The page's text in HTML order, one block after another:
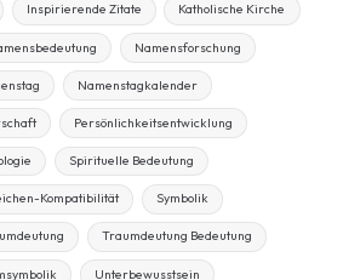
Inspirierende Zitate Katholische Kirche
Namensforschung
Namenstagkalender
Persönlichkeitsentwicklung
Spirituelle Bedeutung
Kompatibilität Symbolik
Traumdeutung Bedeutung
Unterbewusstsein